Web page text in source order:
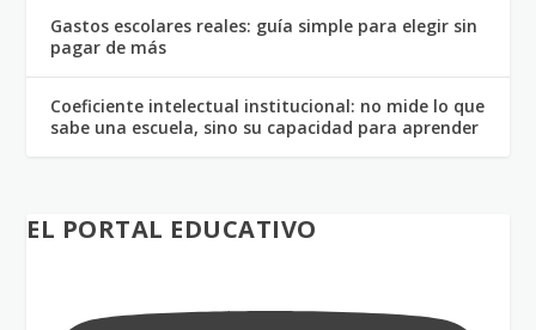
Gastos escolares reales: guía simple para elegir sin
pagar de más
Coeficiente intelectual institucional: no mide lo que
sabe una escuela, sino su capacidad para aprender
EL PORTAL EDUCATIVO